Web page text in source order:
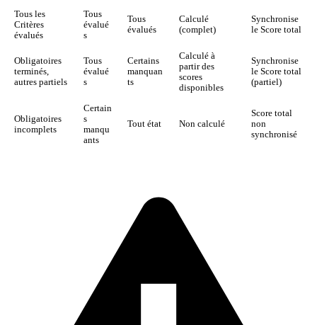
Tous les
Critères
évalués
Tous
évalué
s
Tous
évalués
Calculé
(complet)
Synchronise
le Score total
Obligatoires
terminés,
autres partiels
Tous
évalué
s
Certains
manquan
ts
Calculé à
partir des
scores
disponibles
Synchronise
le Score total
(partiel)
Obligatoires
incomplets
Certain
s
manqu
ants
Tout état Non calculé
Score total
non
synchronisé